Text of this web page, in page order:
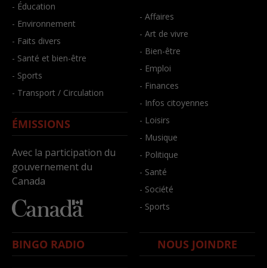
- Éducation
- Environnement
- Faits divers
- Santé et bien-être
- Sports
- Transport / Circulation
ÉMISSIONS
Avec la participation du
gouvernement du
Canada
- Affaires
- Art de vivre
- Bien-être
- Emploi
- Finances
- Infos citoyennes
- Loisirs
- Musique
- Politique
- Santé
- Société
- Sports
BINGO RADIO NOUS JOINDRE